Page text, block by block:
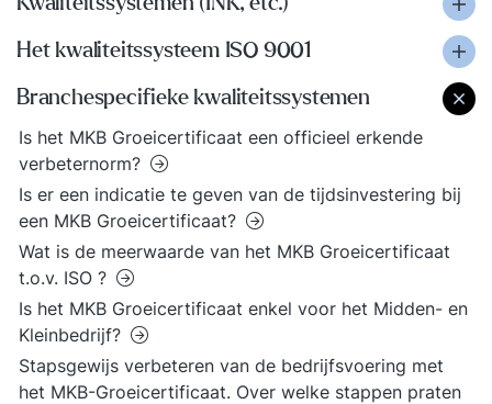
Het kwaliteitssysteem ISO 9001
Branchespecifieke kwaliteitssystemen
Is het MKB Groeicertificaat een officieel erkende
verbeternorm?
Is er een indicatie te geven van de tijdsinvestering bij
een MKB Groeicertificaat?
Wat is de meerwaarde van het MKB Groeicertificaat
t.o.v. ISO ?
Is het MKB Groeicertificaat enkel voor het Midden- en
Kleinbedrijf?
Stapsgewijs verbeteren van de bedrijfsvoering met
het MKB-Groeicertificaat. Over welke stappen praten